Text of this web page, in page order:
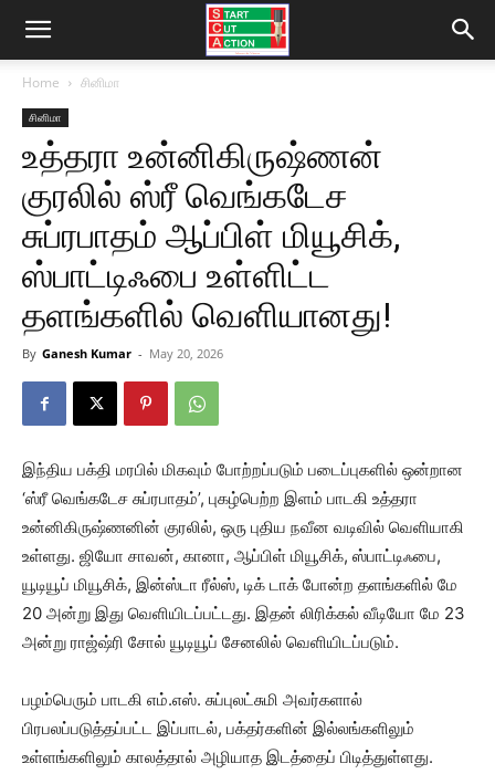
Home சினிமா
சினிமா
உத்தரா உன்னிகிருஷ்ணன்
குரலில் ஸ்ரீ வெங்கடேச
சுப்ரபாதம் ஆப்பிள் மியூசிக்,
ஸ்பாட்டிஃபை உள்ளிட்ட
தளங்களில் வெளியானது!
By Ganesh Kumar - May 20, 2026
இந்திய பக்தி மரபில் மிகவும் போற்றப்படும் படைப்புகளில் ஒன்றான
‘ஸ்ரீ வெங்கடேச சுப்ரபாதம்’, புகழ்பெற்ற இளம் பாடகி உத்தரா
உன்னிகிருஷ்ணனின் குரலில், ஒரு புதிய நவீன வடிவில் வெளியாகி
உள்ளது. ஜியோ சாவன், கானா, ஆப்பிள் மியூசிக், ஸ்பாட்டிஃபை,
யூடியூப் மியூசிக், இன்ஸ்டா ரீல்ஸ், டிக் டாக் போன்ற தளங்களில் மே
20 அன்று இது வெளியிடப்பட்டது. இதன் லிரிக்கல் வீடியோ மே 23
அன்று ராஜ்ஷ்ரி சோல் யூடியூப் சேனலில் வெளியிடப்படும்.
பழம்பெரும் பாடகி எம்.எஸ். சுப்புலட்சுமி அவர்களால்
பிரபலப்படுத்தப்பட்ட இப்பாடல், பக்தர்களின் இல்லங்களிலும்
உள்ளங்களிலும் காலத்தால் அழியாத இடத்தைப் பிடித்துள்ளது.